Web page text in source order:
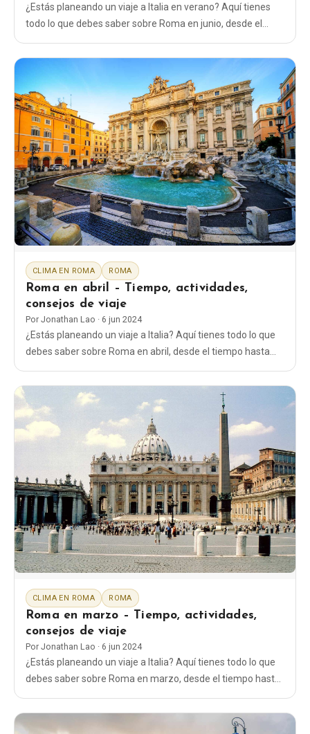
¿Estás planeando un viaje a Italia en verano? Aquí tienes
todo lo que debes saber sobre Roma en junio, desde el
CLIMA EN ROMA ROMA
Roma en abril – Tiempo, actividades,
consejos de viaje
Por Jonathan Lao · 6 jun 2024
¿Estás planeando un viaje a Italia? Aquí tienes todo lo que
debes saber sobre Roma en abril, desde el tiempo hasta
CLIMA EN ROMA ROMA
Roma en marzo – Tiempo, actividades,
consejos de viaje
Por Jonathan Lao · 6 jun 2024
¿Estás planeando un viaje a Italia? Aquí tienes todo lo que
debes saber sobre Roma en marzo, desde el tiempo hasta
qué ropa ponerte y las cosas que hacer en Roma en
invierno.